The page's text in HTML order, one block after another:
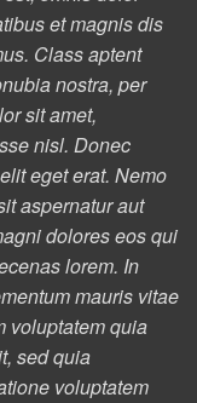
et magnis dis
Class aptent
nostra, per
sit amet,
nisl. Donec
eget erat. Nemo
aspernatur aut
dolores eos qui
lorem. In
mauris vitae
voluptatem quia
sed quia
voluptatem